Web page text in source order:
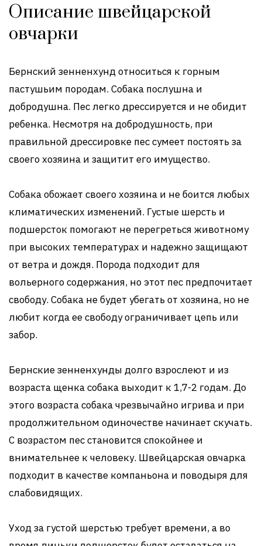
Описание швейцарской
овчарки
Бернский зенненхунд относиться к горным
пастушьим породам. Собака послушна и
добродушна. Пес легко дрессируется и не обидит
ребенка. Несмотря на добродушность, при
правильной дрессировке пес сумеет постоять за
своего хозяина и защитит его имущество.
Собака обожает своего хозяина и не боится любых
климатических изменений. Густые шерсть и
подшерсток помогают не перегреться животному
при высоких температурах и надежно защищают
от ветра и дождя. Порода подходит для
вольерного содержания, но этот пес предпочитает
свободу. Собака не будет убегать от хозяина, но не
любит когда ее свободу ограничивает цепь или
забор.
Бернские зенненхунды долго взрослеют и из
возраста щенка собака выходит к 1,7-2 годам. До
этого возраста собака чрезвычайно игрива и при
продолжительном одиночестве начинает скучать.
С возрастом пес становится спокойнее и
внимательнее к человеку. Швейцарская овчарка
подходит в качестве компаньона и поводыря для
слабовидящих.
Уход за густой шерстью требует времени, а во